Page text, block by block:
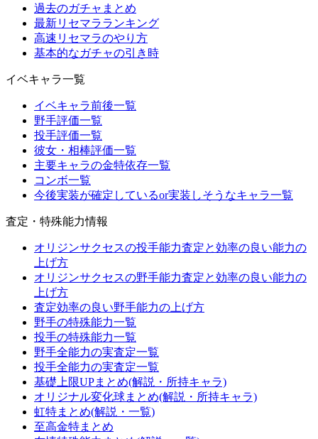
過去のガチャまとめ
最新リセマラランキング
高速リセマラのやり方
基本的なガチャの引き時
イベキャラ一覧
イベキャラ前後一覧
野手評価一覧
投手評価一覧
彼女・相棒評価一覧
主要キャラの金特依存一覧
コンボ一覧
今後実装が確定しているor実装しそうなキャラ一覧
査定・特殊能力情報
オリジンサクセスの投手能力査定と効率の良い能力の
上げ方
オリジンサクセスの野手能力査定と効率の良い能力の
上げ方
査定効率の良い野手能力の上げ方
野手の特殊能力一覧
投手の特殊能力一覧
野手全能力の実査定一覧
投手全能力の実査定一覧
基礎上限UPまとめ(解説・所持キャラ)
オリジナル変化球まとめ(解説・所持キャラ)
虹特まとめ(解説・一覧)
至高金特まとめ